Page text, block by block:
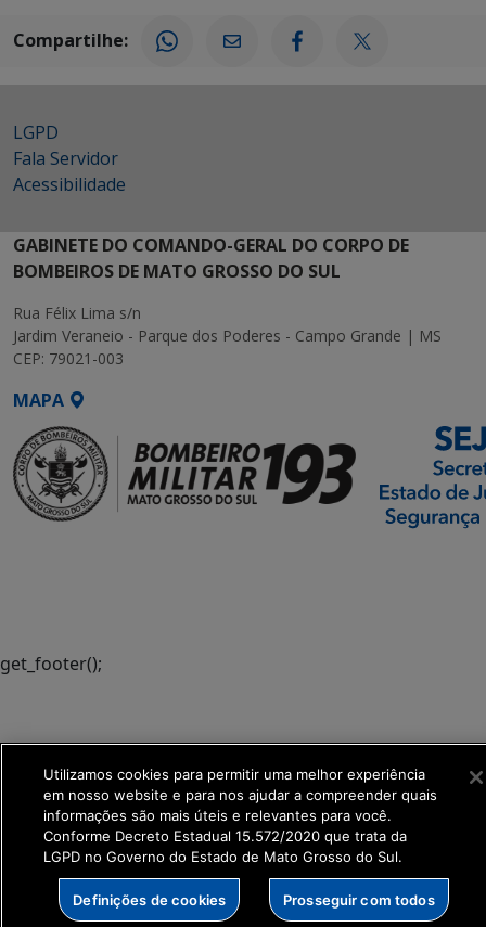
Compartilhe:
LGPD
Fala Servidor
Acessibilidade
GABINETE DO COMANDO-GERAL DO CORPO DE
BOMBEIROS DE MATO GROSSO DO SUL
Rua Félix Lima s/n
Jardim Veraneio - Parque dos Poderes - Campo Grande | MS
CEP: 79021-003
MAPA
get_footer();
Utilizamos cookies para permitir uma melhor experiência
em nosso website e para nos ajudar a compreender quais
informações são mais úteis e relevantes para você.
Conforme Decreto Estadual 15.572/2020 que trata da
LGPD no Governo do Estado de Mato Grosso do Sul.
Definições de cookies Prosseguir com todos